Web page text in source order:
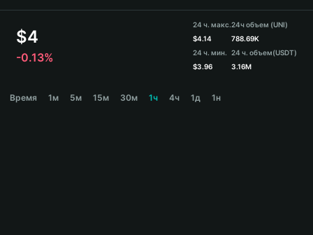
ภาษาไทย
Español
Español (Argentina)
$4
-0.13%
24 ч. макс.
$4.14
24 ч. мин.
$3.96
24ч объем (UNI)
788.69K
24 ч. объем(USDT)
3.16M
Время 1м 5м 15м 30м 1ч 4ч 1д 1н